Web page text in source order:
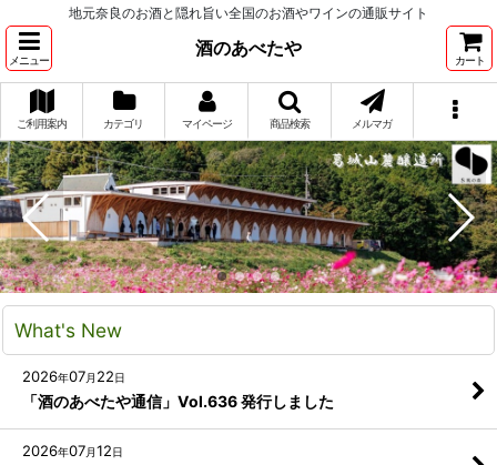
地元奈良のお酒と隠れ旨い全国のお酒やワインの通販サイト
メニュー
酒のあべたや
カート
ご利用案内 カテゴリ マイページ 商品検索 メルマガ
What's New
2026年07月 22日
「酒のあべたや通信」Vol.636 発行しました
2026年07月12日